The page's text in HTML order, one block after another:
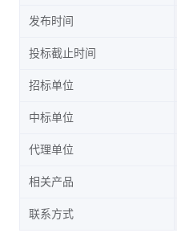
发布时间
投标截止时间
招标单位
中标单位
代理单位
相关产品
联系方式